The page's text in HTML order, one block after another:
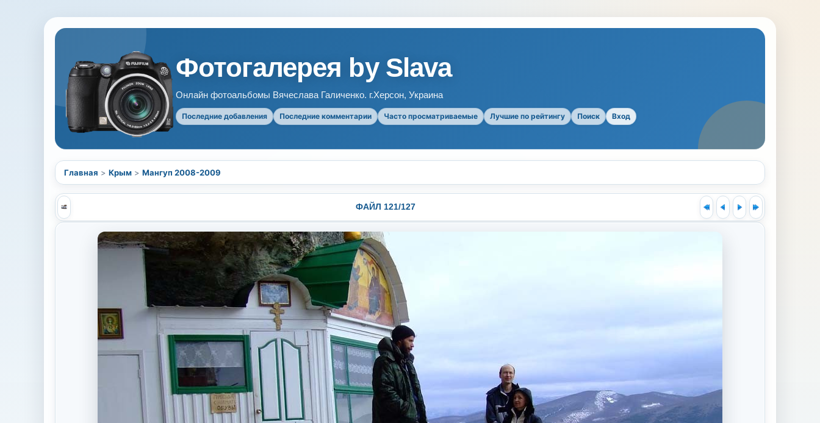
Фотогалерея by Slava
Онлайн фотоальбомы Вячеслава Галиченко. г.Херсон, Украина
Последние добавления Последние комментарии Часто просматриваемые Лучшие по рейтингу Поиск Вход
Главная > Крым > Мангуп 2008-2009
ФАЙЛ 121/127